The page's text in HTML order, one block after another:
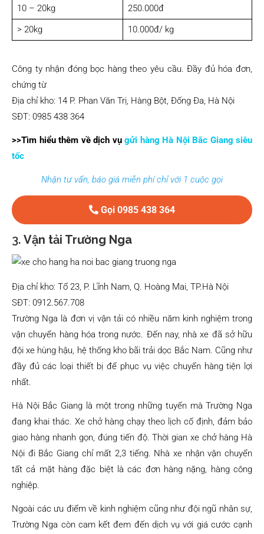
10 – 20kg
250.000đ
> 20kg
10.000đ/ kg
Công ty nhận đóng bọc hàng theo yêu cầu. Đầy đủ hóa đơn,
chứng từ
Địa chỉ kho: 14 P. Phan Văn Trị, Hàng Bột, Đống Đa, Hà Nội
SĐT: 0985 438 364
>>Tìm hiểu thêm về dịch vụ gửi hàng Hà Nội Bắc Giang siêu
tốc
Nhận tư vấn, báo giá miễn phí chỉ với 1 cuộc gọi
Gọi 0985 438 364
3. Vận tải Trường Nga
Địa chỉ kho: Tổ 23, P. Lĩnh Nam, Q. Hoàng Mai, TP.Hà Nội
SĐT: 0912.567.708
Trường Nga là đơn vị vận tải có nhiều năm kinh nghiệm trong
vận chuyển hàng hóa trong nước. Đến nay, nhà xe đã sở hữu
đội xe hùng hậu, hệ thống kho bãi trải dọc Bắc Nam. Cũng như
đầy đủ các loại thiết bị để phục vụ việc chuyển hàng tiện lợi
nhất.
Hà Nội Bắc Giang là một trong những tuyến mà Trường Nga
đang khai thác. Xe chở hàng chạy theo lịch cố định, đảm bảo
giao hàng nhanh gọn, đúng tiến độ. Thời gian xe chở hàng Hà
Nội đi Bắc Giang chỉ mất 2,3 tiếng. Nhà xe nhận vận chuyển
tất cả mặt hàng đặc biệt là các đơn hàng nặng, hàng công
nghiệp.
Ngoài các ưu điểm về kinh nghiệm cũng như đội ngũ nhân sự,
Trường Nga còn cam kết đem đến dịch vụ với giá cước cạnh